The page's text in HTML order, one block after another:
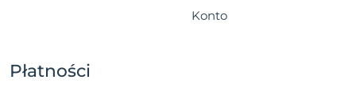
Konto
Płatności